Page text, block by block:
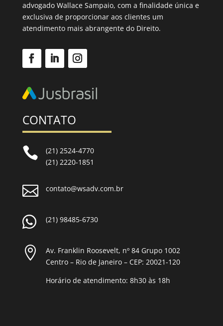
advogado Wallace Sampaio, com a finalidade única e
exclusiva de proporcionar aos clientes um
atendimento mais abrangente do Direito.
CONTATO

(21) 2524-4770
(21) 2220-1851
 contato@wsadv.com.br
 (21) 98485-6730

Av. Franklin Roosevelt, nº 84 Grupo 1002
Centro – Rio de Janeiro – CEP: 20021-120
Horário de atendimento: 8h30 às 18h